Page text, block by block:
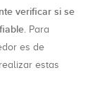
verificar si se
. Para
es de
estas